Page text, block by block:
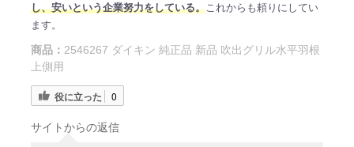
し、安いという企業努力をしている。これからも頼りにしてい
ます。
商品： 2546267 ダイキン 純正品 新品 吹出グリル水平羽根
上側用
役に立った 0
サイトからの返信